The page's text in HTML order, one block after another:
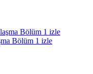
Bölüm 1 izle